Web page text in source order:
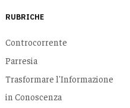
RUBRICHE
Controcorrente
Parresia
Trasformare l'Informazione
in Conoscenza